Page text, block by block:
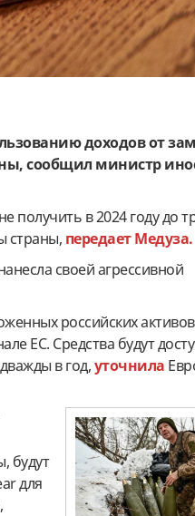
доходов от
сообщил министр
получить в 2024 году до
страны, передает Медуза.
своей агрессивной
российских активов
ЕС. Средства будут
в год,уточнила
будут
для